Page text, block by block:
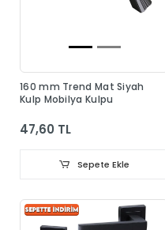
160 mm Trend Mat Siyah
Kulp Mobilya Kulpu
47,60 TL
Sepete Ekle